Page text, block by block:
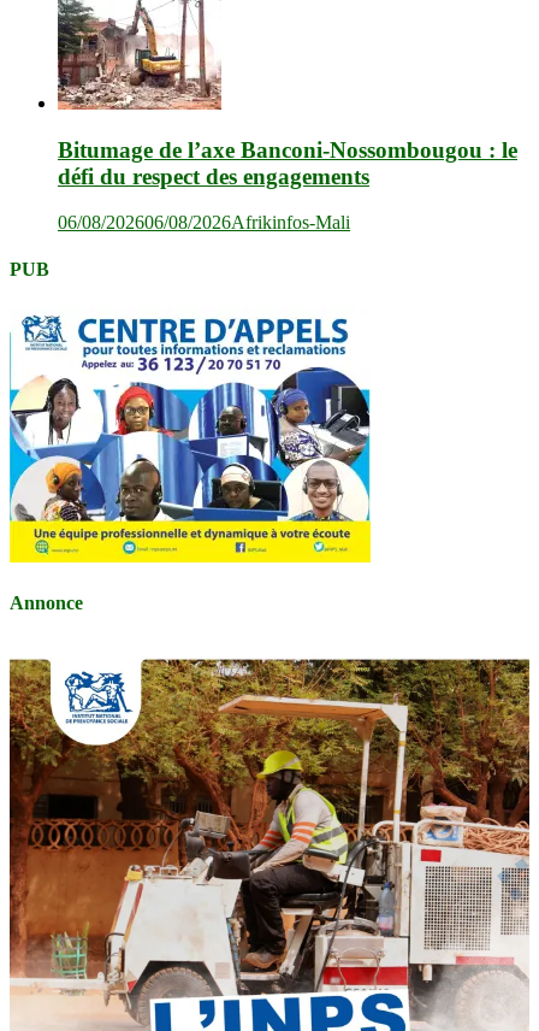
Bitumage de l’axe Banconi-Nossombougou : le
défi du respect des engagements
06/08/202606/08/2026Afrikinfos-Mali
PUB
Annonce